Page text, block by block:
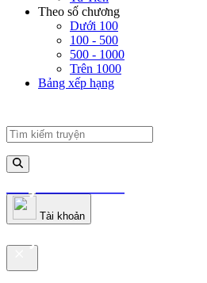
Theo số chương
Dưới 100
100 - 500
500 - 1000
Trên 1000
Bảng xếp hạng
truyenfullz.com
Tài khoản
truyenfullz.com